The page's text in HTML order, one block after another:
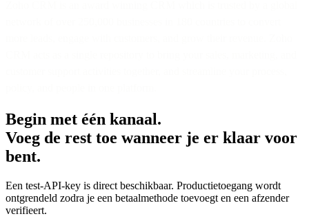
Begin met één kanaal.
Voeg de rest toe wanneer je er klaar voor
bent.
Een test-API-key is direct beschikbaar. Productietoegang wordt
ontgrendeld zodra je een betaalmethode toevoegt en een afzender
verifieert.